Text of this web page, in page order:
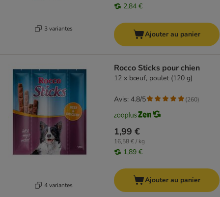
3 variantes
2,84 €
Ajouter au panier
4 variantes
Rocco Sticks pour chien
12 x bœuf, poulet (120 g)
1,99 €
16,58 € / kg
1,89 €
Avis: 4.8/5 (260)
Ajouter au panier